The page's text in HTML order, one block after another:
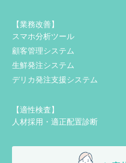
【業務改善】
スマホ分析ツール
顧客管理システム
生鮮発注システム
デリカ発注支援システム
【適性検査】
人材採用・適正配置診断